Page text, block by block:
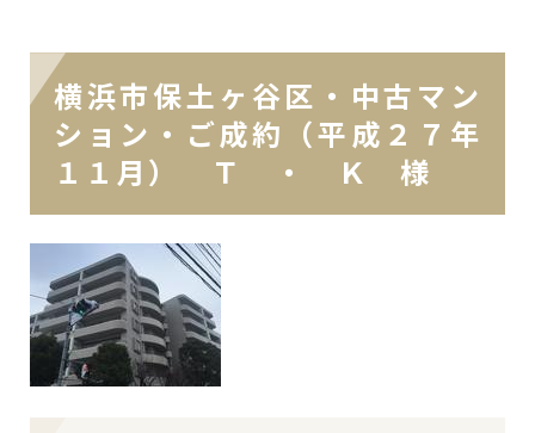
横浜市保土ヶ谷区・中古マン
ション・ご成約（平成２７年
１１月） Ｔ ・ Ｋ 様